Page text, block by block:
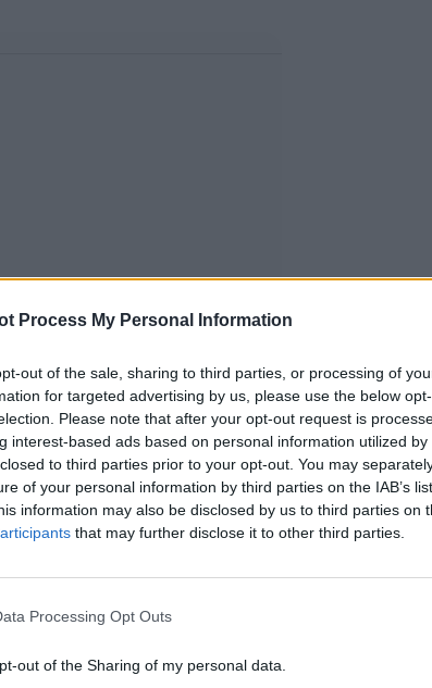
Process My Personal Information
out of the sale, sharing to third parties, or processing of
for targeted advertising by us, please use the below
Please note that after your opt-out request is
interest-based ads based on personal information utilized
to third parties prior to your opt-out. You may
of your personal information by third parties on the IAB’s
information may also be disclosed by us to third parties on
that may further disclose it to other third parties.
Processing Opt Outs
out of the Sharing of my personal data.